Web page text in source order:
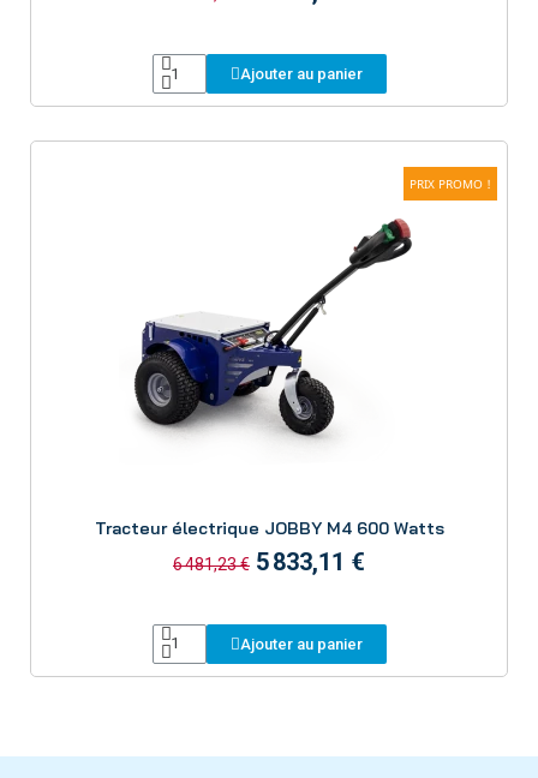
Ajouter au panier
PRIX PROMO !
Tracteur électrique JOBBY M4 600 Watts
6 481,23 € 5 833,11 €
Ajouter au panier